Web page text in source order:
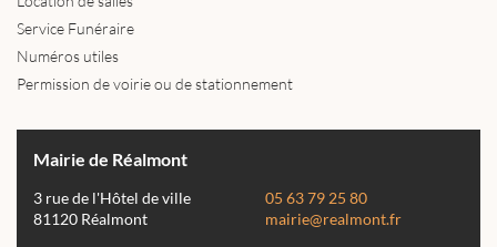
Service Funéraire
Numéros utiles
Permission de voirie ou de stationnement
Mairie de Réalmont
3 rue de l'Hôtel de ville
81120 Réalmont
05 63 79 25 80
mairie@realmont.fr